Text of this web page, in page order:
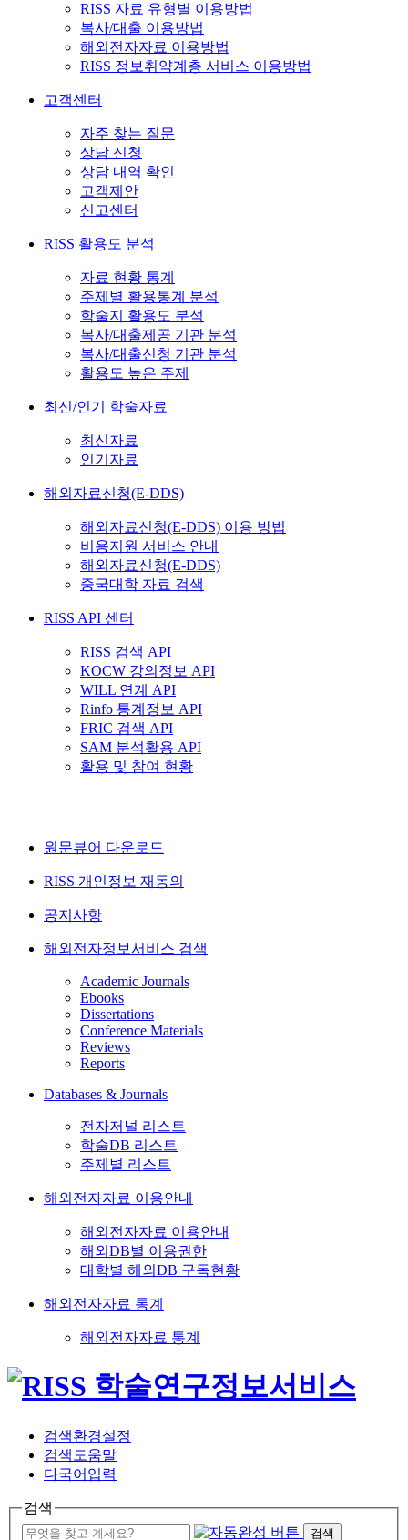
RISS 자료 유형별 이용방법
복사/대출 이용방법
해외전자자료 이용방법
RISS 정보취약계층 서비스 이용방법
고객센터
자주 찾는 질문
상담 신청
상담 내역 확인
고객제안
신고센터
RISS 활용도 분석
자료 현황 통계
주제별 활용통계 분석
학술지 활용도 분석
복사/대출제공 기관 분석
복사/대출신청 기관 분석
활용도 높은 주제
최신/인기 학술자료
최신자료
인기자료
해외자료신청(E-DDS)
해외자료신청(E-DDS) 이용 방법
비용지원 서비스 안내
해외자료신청(E-DDS)
중국대학 자료 검색
RISS API 센터
RISS 검색 API
KOCW 강의정보 API
WILL 연계 API
Rinfo 통계정보 API
FRIC 검색 API
SAM 분석활용 API
활용 및 참여 현황
원문뷰어 다운로드
RISS 개인정보 재동의
공지사항
해외전자정보서비스 검색
Academic Journals
Ebooks
Dissertations
Conference Materials
Reviews
Reports
Databases & Journals
전자저널 리스트
학술DB 리스트
주제별 리스트
해외전자자료 이용안내
해외전자자료 이용안내
해외DB별 이용권한
대학별 해외DB 구독현황
해외전자자료 통계
해외전자자료 통계
검색환경설정
검색도움말
다국어입력
검색
검색